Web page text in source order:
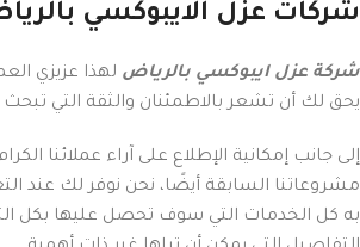
شركات عزل الايبوكسي
شركة عزل ايبوكسي بالرياض لهذا عزيزي
يحق لك أن تشعر بالاطمئنان والثقة التي تبحث
إلى جانب إمكانية الإطلاع على آراء عملائنا
مشروعاتنا السابقة أيضًا، نحن نوفر لك عند
به كل الخدمات التي سوف تحصل عليها بكل